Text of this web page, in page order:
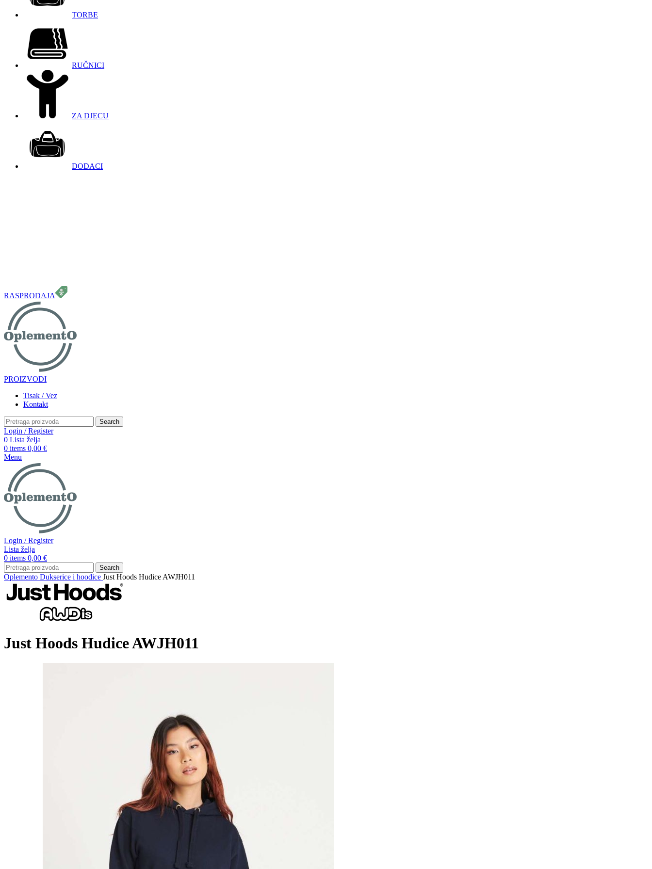
TORBE
RUČNICI
ZA DJECU
DODACI
RASPRODAJA
PROIZVODI
Tisak / Vez
Kontakt
Search
Login / Register
0 Lista želja
0 items 0,00 €
Menu
Login / Register
Lista želja
0 items 0,00 €
Search
Oplemento Dukserice i hoodice Just Hoods Hudice AWJH011
Just Hoods Hudice AWJH011